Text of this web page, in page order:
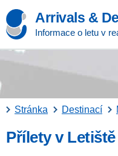
Arrivals &
Informace o letu v
Stránka Destinací
Přílety v Letiště